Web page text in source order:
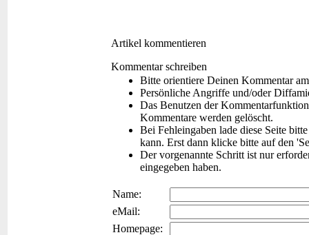
Artikel kommentieren
Kommentar schreiben
Bitte orientiere Deinen Kommentar
Persönliche Angriffe und/oder
Das Benutzen der
Kommentare werden gelöscht.
Bei Fehleingaben lade diese Seite
kann. Erst dann klicke bitte auf den
Der vorgenannte Schritt ist nur
eingegeben haben.
Name:
eMail:
Homepage: